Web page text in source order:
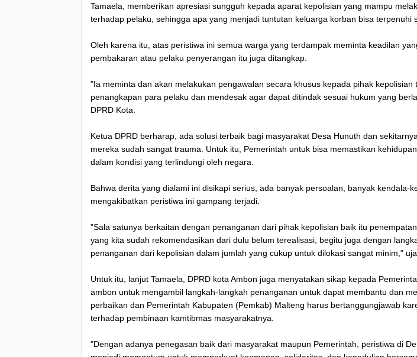
Tamaela, memberikan apresiasi sungguh kepada aparat kepolisian yang mampu
terhadap pelaku, sehingga apa yang menjadi tuntutan keluarga korban bisa terpenuhi
Oleh karena itu, atas peristiwa ini semua warga yang terdampak meminta keadilan
pembakaran atau pelaku penyerangan itu juga ditangkap.
"Ia meminta dan akan melakukan pengawalan secara khusus kepada pihak kepolisian
penangkapan para pelaku dan mendesak agar dapat ditindak sesuai hukum yang
DPRD Kota.
Ketua DPRD berharap, ada solusi terbaik bagi masyarakat Desa Hunuth dan
mereka sudah sangat trauma. Untuk itu, Pemerintah untuk bisa memastikan
dalam kondisi yang terlindungi oleh negara.
Bahwa derita yang dialami ini disikapi serius, ada banyak persoalan, banyak kendala-
mengakibatkan peristiwa ini gampang terjadi.
"Sala satunya berkaitan dengan penanganan dari pihak kepolisian baik itu
yang kita sudah rekomendasikan dari dulu belum terealisasi, begitu juga dengan
penanganan dari kepolisian dalam jumlah yang cukup untuk dilokasi sangat minim,"
Untuk itu, lanjut Tamaela, DPRD kota Ambon juga menyatakan sikap kepada
ambon untuk mengambil langkah-langkah penanganan untuk dapat membantu dan
perbaikan dan Pemerintah Kabupaten (Pemkab) Malteng harus bertanggungjawab
terhadap pembinaan kamtibmas masyarakatnya.
"Dengan adanya penegasan baik dari masyarakat maupun Pemerintah, peristiwa di